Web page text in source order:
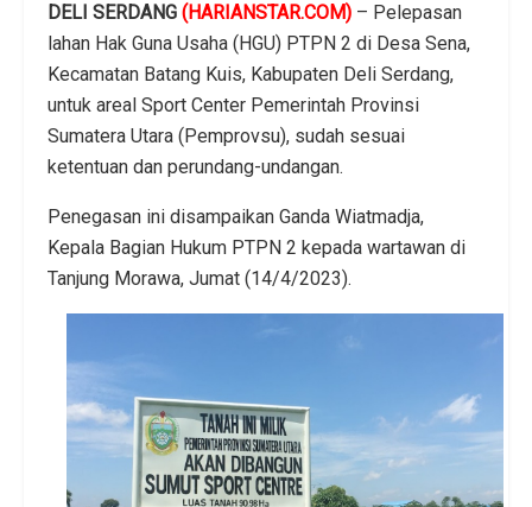
DELI SERDANG (HARIANSTAR.COM) – Pelepasan
lahan Hak Guna Usaha (HGU) PTPN 2 di Desa Sena,
Kecamatan Batang Kuis, Kabupaten Deli Serdang,
untuk areal Sport Center Pemerintah Provinsi
Sumatera Utara (Pemprovsu), sudah sesuai
ketentuan dan perundang-undangan.
Penegasan ini disampaikan Ganda Wiatmadja,
Kepala Bagian Hukum PTPN 2 kepada wartawan di
Tanjung Morawa, Jumat (14/4/2023).